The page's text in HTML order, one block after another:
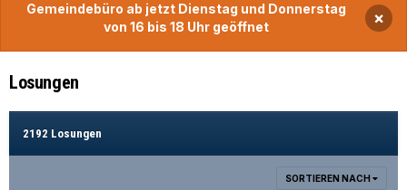
Gemeindebüro ab jetzt Dienstag und Donnerstag
von 16 bis 18 Uhr geöffnet
×
Losungen
2192 Losungen
SORTIEREN NACH